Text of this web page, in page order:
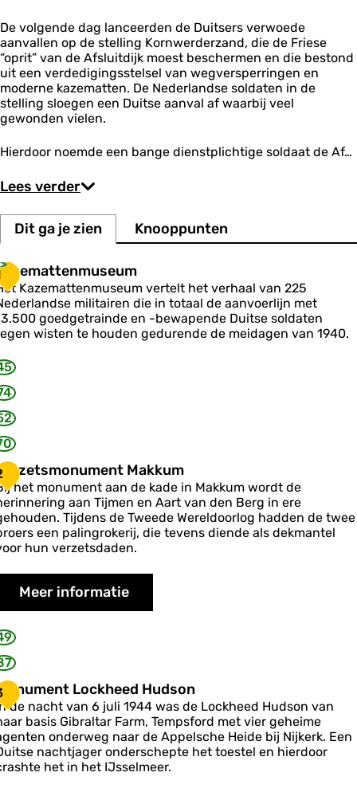
n
t
Q
u
e
e
n
w
l
e
f
C
a
n
u
m
n
De volgende dag lanceerden de Duitsers verwoede
aanvallen op de stelling Kornwerderzand, die de Friese
“oprit” van de Afsluitdijk moest beschermen en die bestond
uit een verdedigingsstelsel van wegversperringen en
moderne kazematten. De Nederlandse soldaten in de
stelling sloegen een Duitse aanval af waarbij veel
gewonden vielen.
Hierdoor noemde een bange dienstplichtige soldaat de Af…
Lees verder
Dit ga je zien Knooppunten
Kazemattenmuseum vertelt het verhaal van 225
militairen die in totaal de aanvoerlijn met
goedgetrainde en -bewapende Duitse soldaten
wisten te houden gedurende de meidagen van 1940.
Makkum
het monument aan de kade in Makkum wordt de
aan Tijmen en Aart van den Berg in ere
Tijdens de Tweede Wereldoorlog hadden de twee
een palingrokerij, die tevens diende als dekmantel
hun verzetsdaden.
Meer informatie
Lockheed Hudson
de nacht van 6 juli 1944 was de Lockheed Hudson van
basis Gibraltar Farm, Tempsford met vier geheime
onderweg naar de Appelsche Heide bij Nijkerk. Een
nachtjager onderschepte het toestel en hierdoor
het in het IJsselmeer.